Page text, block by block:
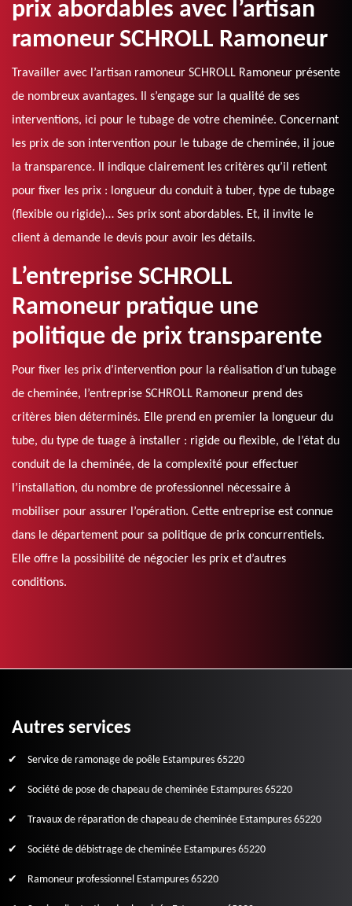
prix abordables avec l’artisan
ramoneur SCHROLL Ramoneur
Travailler avec l’artisan ramoneur SCHROLL Ramoneur présente
de nombreux avantages. Il s’engage sur la qualité de ses
interventions, ici pour le tubage de votre cheminée. Concernant
les prix de son intervention pour le tubage de cheminée, il joue
la transparence. Il indique clairement les critères qu’il retient
pour fixer les prix : longueur du conduit à tuber, type de tubage
(flexible ou rigide)… Ses prix sont abordables. Et, il invite le
client à demande le devis pour avoir les détails.
L’entreprise SCHROLL
Ramoneur pratique une
politique de prix transparente
Pour fixer les prix d’intervention pour la réalisation d’un tubage
de cheminée, l’entreprise SCHROLL Ramoneur prend des
critères bien déterminés. Elle prend en premier la longueur du
tube, du type de tuage à installer : rigide ou flexible, de l’état du
conduit de la cheminée, de la complexité pour effectuer
l’installation, du nombre de professionnel nécessaire à
mobiliser pour assurer l’opération. Cette entreprise est connue
dans le département pour sa politique de prix concurrentiels.
Elle offre la possibilité de négocier les prix et d’autres
conditions.
Autres services
Service de ramonage de poêle Estampures 65220
Société de pose de chapeau de cheminée Estampures 65220
Travaux de réparation de chapeau de cheminée Estampures 65220
Société de débistrage de cheminée Estampures 65220
Ramoneur professionnel Estampures 65220